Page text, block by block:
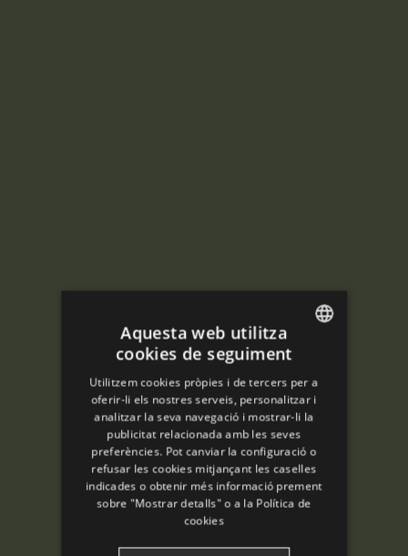
ENGLISH
SPANISH
ENGLISH
FRENCH
CATALAN
Aquesta web utilitza
cookies de seguiment
Utilitzem cookies pròpies i de tercers per a
oferir-li els nostres serveis, personalitzar i
analitzar la seva navegació i mostrar-li la
publicitat relacionada amb les seves
preferències. Pot canviar la configuració o
refusar les cookies mitjançant les caselles
indicades o obtenir més informació prement
sobre "Mostrar detalls" o a la Política de
cookies